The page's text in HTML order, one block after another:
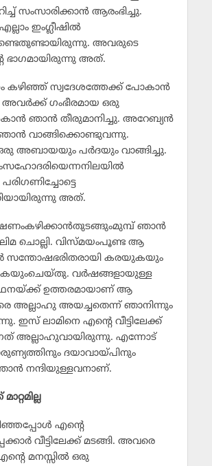
സംസാരിക്കാന്‍ ആരംഭിച്ചു.
ഇംഗ്ലീഷില്‍
അവരുടെ
ഭാഗമായിരുന്നു അത്.
കഴിഞ്ഞ് സ്വദേശത്തേക്ക് പോകാന്‍
ഗംഭീരമായ ഒരു
ഞാന്‍ തീരുമാനിച്ചു. അറേബ്യന്‍
വാങ്ങിക്കൊണ്ടുവന്നു.
അബായയും പര്‍ദയും വാങ്ങിച്ചു.
അത്.
ഞാന്‍
ചൊല്ലി. വിസ്മയംപൂണ്ട ആ
സന്തോഷഭരിതരായി കരയുകയും
വര്‍ഷങ്ങളായുള്ള
ഉത്തരമായാണ് ആ
അല്ലാഹു അയച്ചതെന്ന് ഞാനിന്നും
ഇസ് ലാമിനെ എന്റെ വീട്ടിലേക്ക്
അല്ലാഹുവായിരുന്നു. എന്നോട്
ദയാവായ്പിനും
നന്ദിയുള്ളവനാണ്.
എന്റെ
വീട്ടിലേക്ക് മടങ്ങി. അവരെ
മനസ്സില്‍ ഒരു